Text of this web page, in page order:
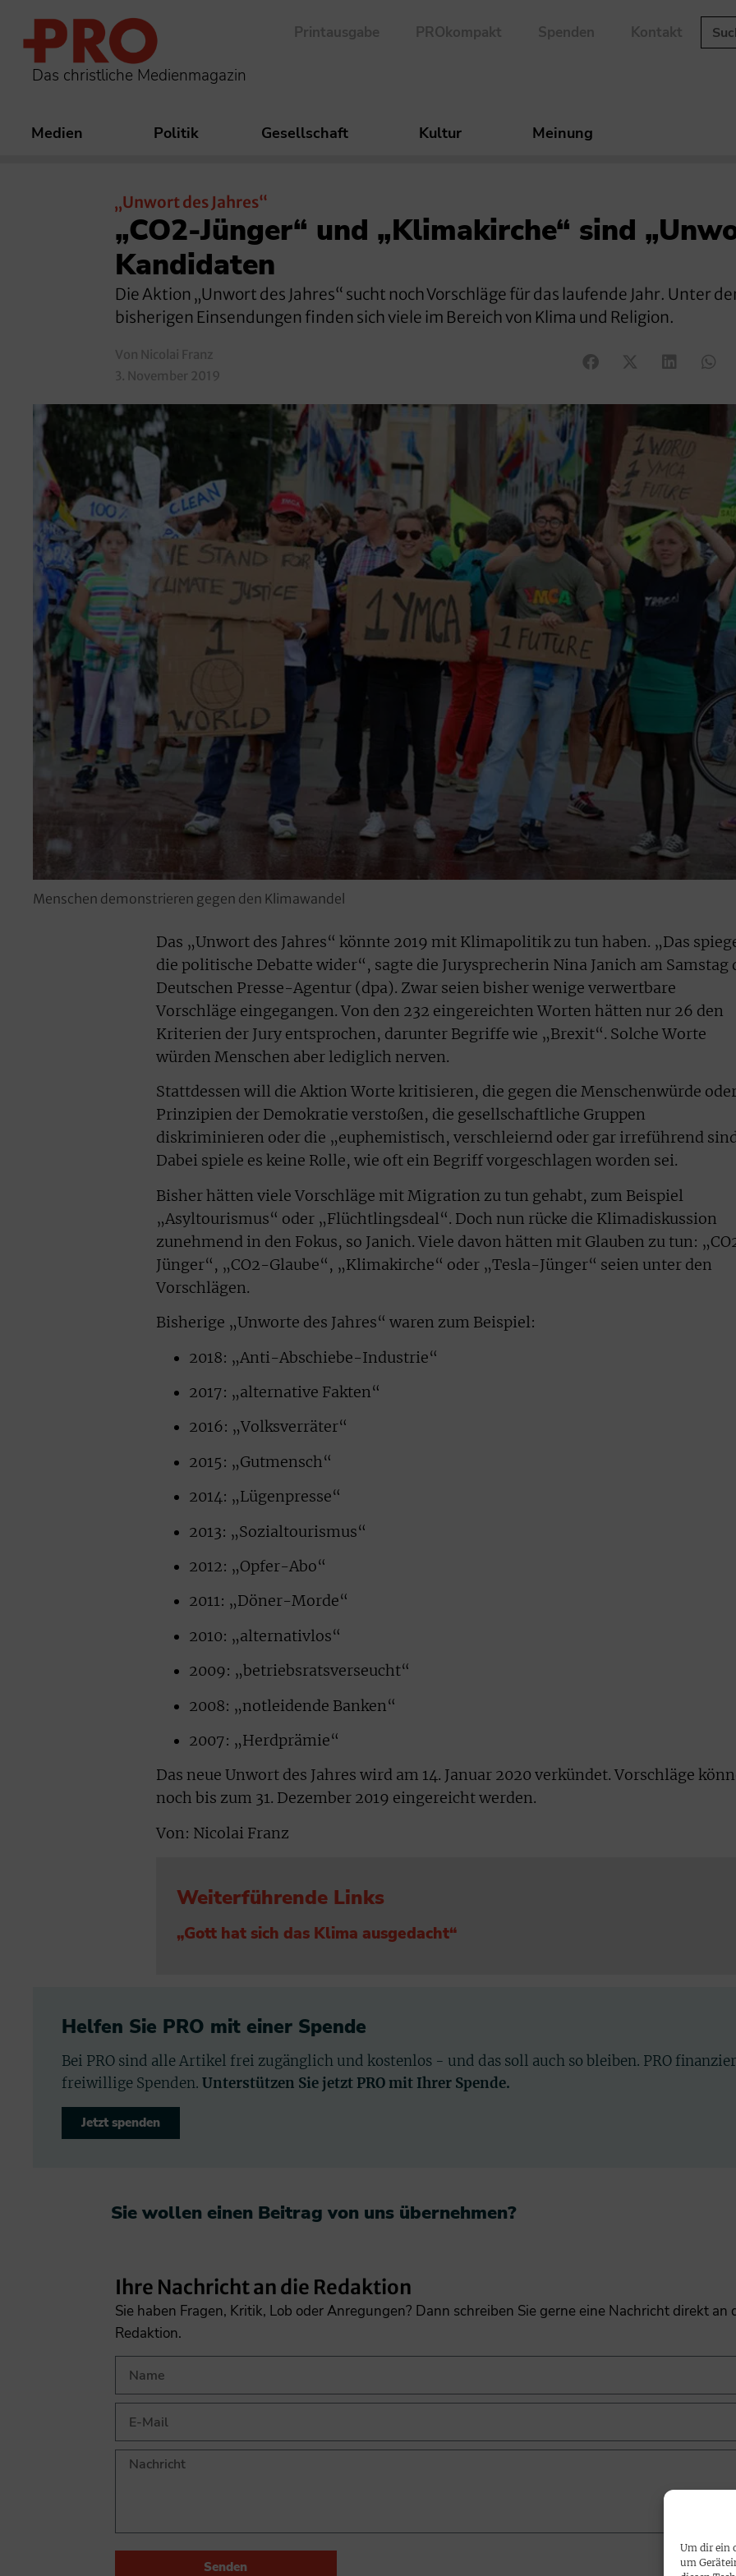
Um dir ein
um
Das christliche Medienmagazin
Printausgabe PROkompakt Spenden Kontakt
Medien Politik Gesellschaft Kultur Meinung
„Unwort des Jahres“
„CO2-Jünger“ und „Klimakirche“ sind
Kandidaten
Die Aktion „Unwort des Jahres“ sucht noch Vorschläge für das laufende Jahr. Unter
bisherigen Einsendungen finden sich viele im Bereich von Klima und Religion.
Von Nicolai Franz
3. November 2019
Menschen demonstrieren gegen den Klimawandel
Das „Unwort des Jahres“ könnte 2019 mit Klimapolitik zu tun haben. „Das
die politische Debatte wider“, sagte die Jurysprecherin Nina Janich am Samstag
Deutschen Presse-Agentur (dpa). Zwar seien bisher wenige verwertbare
Vorschläge eingegangen. Von den 232 eingereichten Worten hätten nur 26 den
Kriterien der Jury entsprochen, darunter Begriffe wie „Brexit“. Solche Worte
würden Menschen aber lediglich nerven.
Stattdessen will die Aktion Worte kritisieren, die gegen die Menschenwürde
Prinzipien der Demokratie verstoßen, die gesellschaftliche Gruppen
diskriminieren oder die „euphemistisch, verschleiernd oder gar irreführend
Dabei spiele es keine Rolle, wie oft ein Begriff vorgeschlagen worden sei.
Bisher hätten viele Vorschläge mit Migration zu tun gehabt, zum Beispiel
„Asyltourismus“ oder „Flüchtlingsdeal“. Doch nun rücke die Klimadiskussion
zunehmend in den Fokus, so Janich. Viele davon hätten mit Glauben zu tun:
Jünger“, „CO2-Glaube“, „Klimakirche“ oder „Tesla-Jünger“ seien unter den
Vorschlägen.
Bisherige „Unworte des Jahres“ waren zum Beispiel:
2018: „Anti-Abschiebe-Industrie“
2017: „alternative Fakten“
2016: „Volksverräter“
2015: „Gutmensch“
2014: „Lügenpresse“
2013: „Sozialtourismus“
2012: „Opfer-Abo“
2011: „Döner-Morde“
2010: „alternativlos“
2009: „betriebsratsverseucht“
2008: „notleidende Banken“
2007: „Herdprämie“
Das neue Unwort des Jahres wird am 14. Januar 2020 verkündet. Vorschläge
noch bis zum 31. Dezember 2019 eingereicht werden.
Von: Nicolai Franz
Weiterführende Links
„Gott hat sich das Klima ausgedacht“
Helfen Sie PRO mit einer Spende
Bei PRO sind alle Artikel frei zugänglich und kostenlos - und das soll auch so bleiben. PRO
freiwillige Spenden. Unterstützen Sie jetzt PRO mit Ihrer Spende.
Jetzt spenden
Sie wollen einen Beitrag von uns übernehmen?​
Ihre Nachricht an die Redaktion
Sie haben Fragen, Kritik, Lob oder Anregungen? Dann schreiben Sie gerne eine Nachricht direkt an
Redaktion.
Senden